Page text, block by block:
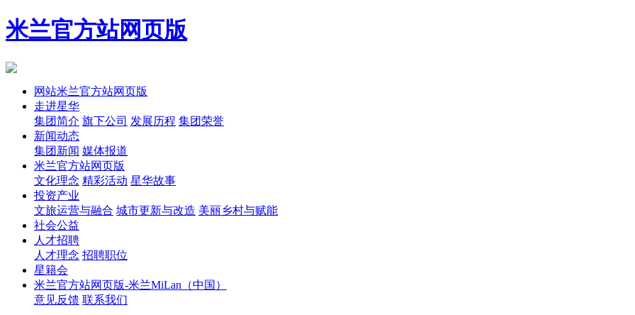
米兰官方站网页版
网站米兰官方站网页版
走进星华
集团简介 旗下公司 发展历程 集团荣誉
新闻动态
集团新闻 媒体报道
米兰官方站网页版
文化理念 精彩活动 星华故事
投资产业
文旅运营与融合 城市更新与改造 美丽乡村与赋能
社会公益
人才招聘
人才理念 招聘职位
星籍会
米兰官方站网页版-米兰MiLan（中国）
意见反馈 联系我们